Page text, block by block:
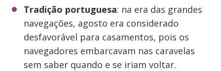
Tradição portuguesa: na era das grandes
navegações, agosto era considerado
desfavorável para casamentos, pois os
navegadores embarcavam nas caravelas
sem saber quando e se iriam voltar.